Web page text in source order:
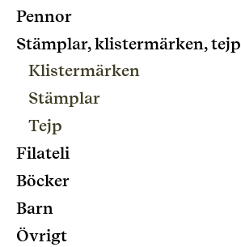
Pennor
Stämplar, klistermärken, tejp
Klistermärken
Stämplar
Tejp
Filateli
Böcker
Barn
Övrigt